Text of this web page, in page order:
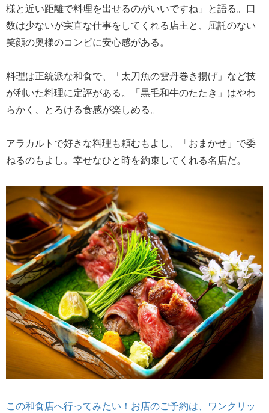
様と近い距離で料理を出せるのがいいですね」と語る。口
数は少ないが実直な仕事をしてくれる店主と、屈託のない
笑顔の奥様のコンビに安心感がある。
料理は正統派な和食で、「太刀魚の雲丹巻き揚げ」など技
が利いた料理に定評がある。「黒毛和牛のたたき」はやわ
らかく、とろける食感が楽しめる。
アラカルトで好きな料理も頼むもよし、「おまかせ」で委
ねるのもよし。幸せなひと時を約束してくれる名店だ。
この和食店へ行ってみたい！お店のご予約は、ワンクリッ